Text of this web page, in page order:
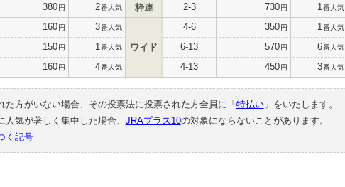
380円 2番人気
160円 3番人気
150円 1 番人気
160円 4番人気
枠連 2-3 730円 1 番人気
ワイド
4-6 350円 1 番人気
6-13 570円 6番人気
4-13 450円 3番人気
た方がいない場合、その投票法に投票された方全員に「 特払い」をいたします。
気が著しく集中した場合、 JRAプラス10の対象にならないことがあります。
く記号